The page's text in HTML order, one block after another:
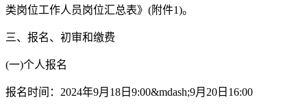
类岗位工作人员岗位汇总表》(附件1)。
三、报名、初审和缴费
(一)个人报名
报名时间：2024年9月18日9:00&mdash;9月20日16:00